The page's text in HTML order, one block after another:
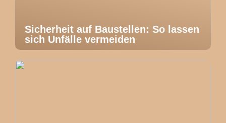
Sicherheit auf Baustellen: So lassen
sich Unfälle vermeiden